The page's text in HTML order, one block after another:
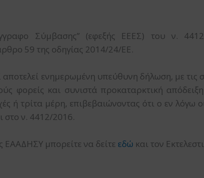
Σύμβασης” (εφεξής ΕΕΕΣ) του ν.
59 της οδηγίας 2014/24/ΕΕ.
ενημερωμένη υπεύθυνη δήλωση, με τις
φορείς και συνιστά προκαταρκτική
ή τρίτα μέρη, επιβεβαιώνοντας ότι ο εν λόγω
στο ν. 4412/2016.
ΕΑΑΔΗΣΥ μπορείτε να δείτε εδώ και τον